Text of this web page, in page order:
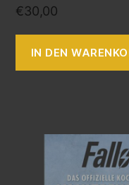
€30,00
IN DEN